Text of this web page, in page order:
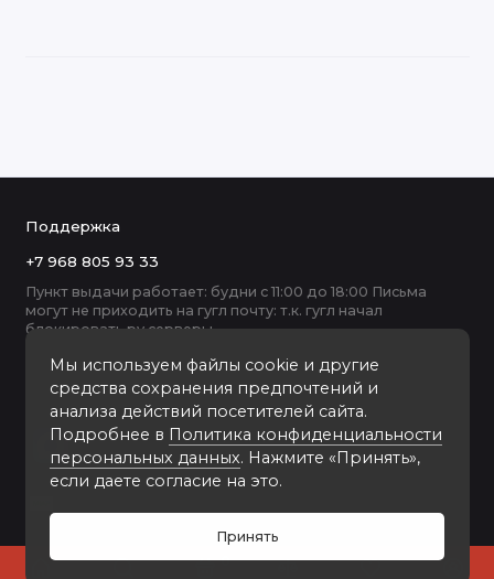
0
Мы используем файлы cookie и другие
средства сохранения предпочтений и
анализа действий посетителей сайта.
Подробнее в Политика конфиденциальности
персональных данных. Нажмите «Принять»,
если даете согласие на это.
Принять
Поддержка
+7 968 805 93 33
Пункт выдачи работает: будни с 11:00 до 18:00 Письма
могут не приходить на гугл почту: т.к. гугл начал
блокировать ру серверы